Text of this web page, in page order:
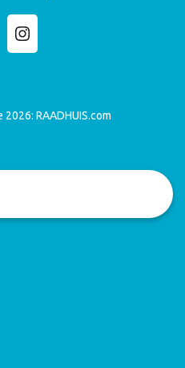
2026: RAADHUIS.com